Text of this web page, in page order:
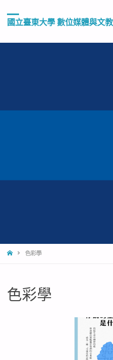
國立臺東大學 數位媒體與文
色彩學
色彩學